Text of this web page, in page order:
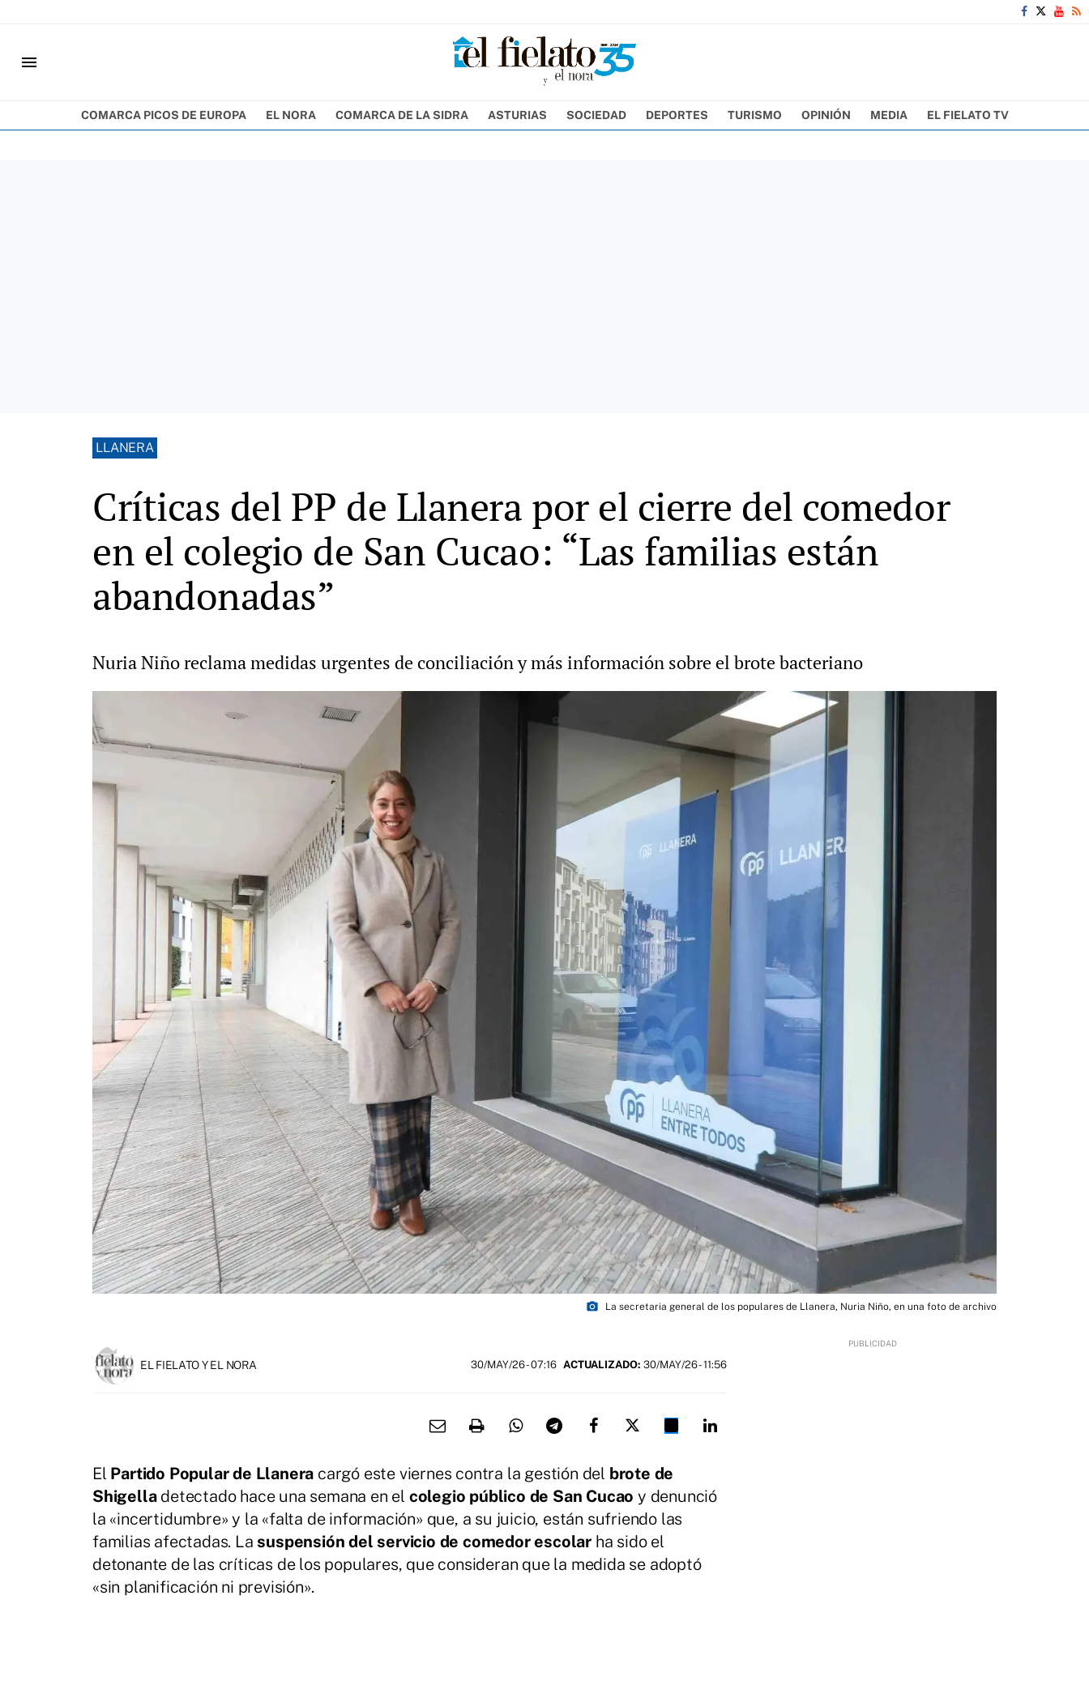
menu
COMARCA PICOS DE EUROPA EL NORA COMARCA DE LA SIDRA ASTURIAS SOCIEDAD DEPORTES TURISMO OPINIÓN MEDIA EL FIELATO TV
LLANERA
Críticas del PP de Llanera por el cierre del comedor
en el colegio de San Cucao: “Las familias están
abandonadas”
Nuria Niño reclama medidas urgentes de conciliación y más información sobre el brote bacteriano
photo_camera La secretaria general de los populares de Llanera, Nuria Niño, en una foto de archivo
EL FIELATO Y EL NORA 30/MAY/26- 07:16 ACTUALIZADO: 30/MAY/26 - 11:56
El Partido Popular de Llanera cargó este viernes contra la gestión del brote de
Shigelladetectado hace una semana en el colegio público de San Cucao y denunció
la «incertidumbre» y la «falta de información» que, a su juicio, están sufriendo las
familias afectadas. La suspensión del servicio de comedor escolar ha sido el
detonante de las críticas de los populares, que consideran que la medida se adoptó
«sin planificación ni previsión».